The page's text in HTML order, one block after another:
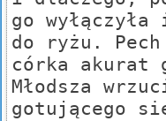
go
do ryżu.
córka akurat
Młodsza
gotującego